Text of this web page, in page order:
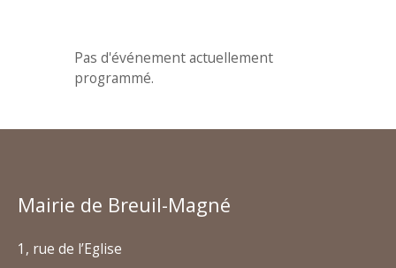
Pas d'événement actuellement
programmé.
Mairie de Breuil-Magné
1, rue de l’Eglise